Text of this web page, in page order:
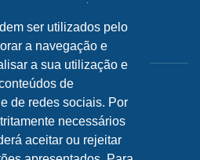
ser utilizados pelo
a navegação e
a sua utilização e
de
de redes sociais. Por
necessários
aceitar ou rejeitar
2495-401 Fátima
REDES SOCIAIS